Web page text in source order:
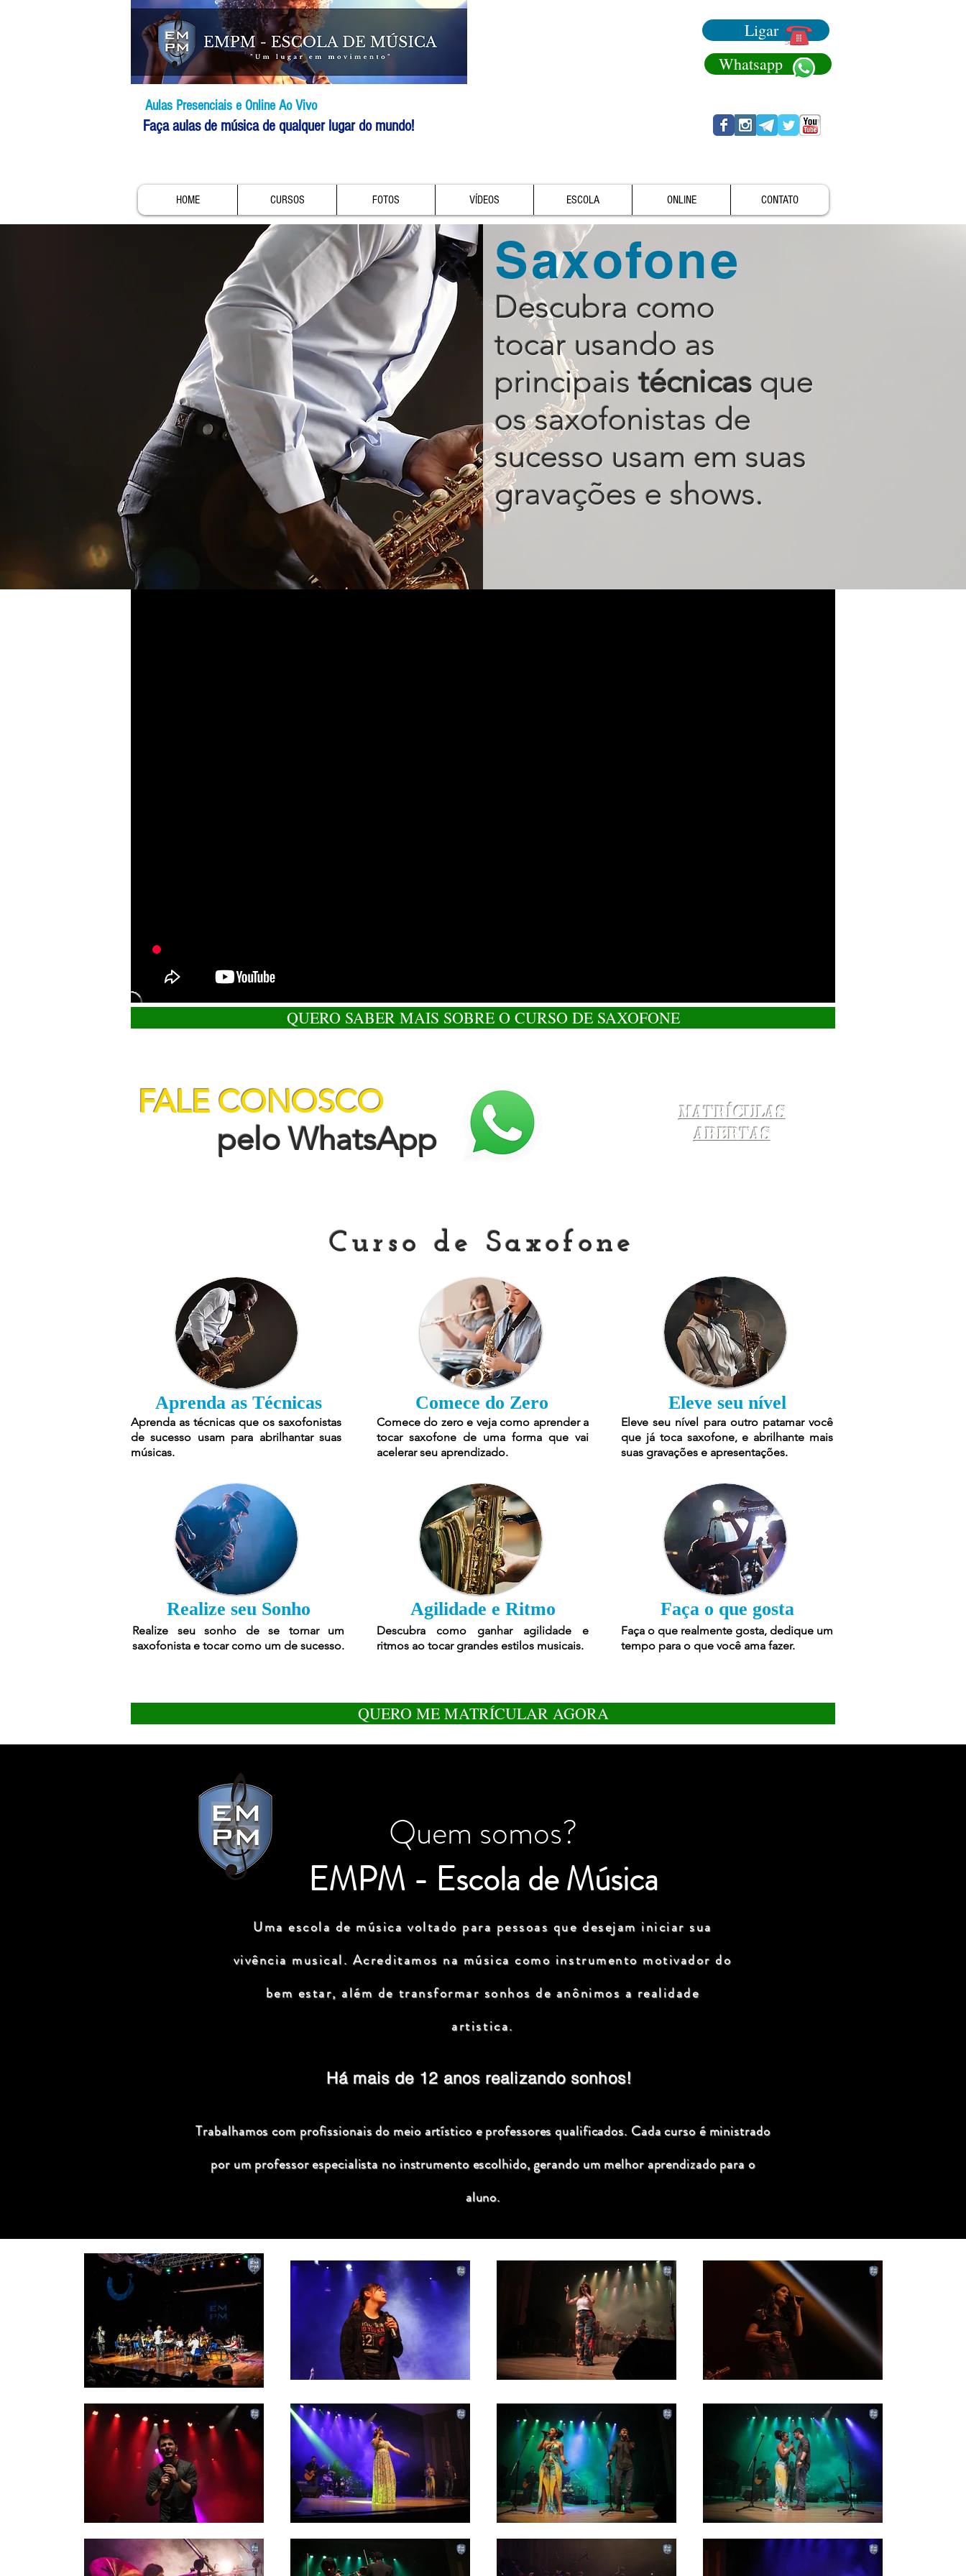
Ligar
Whatsapp
Aulas Presenciais e Online Ao Vivo
Faça aulas de música de qualquer lugar do mundo!
HOME CURSOS FOTOS VÍDEOS ESCOLA ONLINE CONTATO
Saxofone
Descubra como
tocar usando as
principaistécnicas que
os saxofonistas de
sucesso usam em suas
gravações e shows.
QUERO SABER MAIS SOBRE O CURSO DE SAXOFONE
FALE CONOSCO
pelo WhatsApp
Matrículas
Abertas
Curso de Saxofone
Aprenda as Técnicas
Aprenda as técnicas que os saxofonistas
de sucesso usam para abrilhantar suas
músicas.
Realize seu Sonho
Realize seu sonho de se tornar um
saxofonista e tocar como um de sucesso.
Comece do Zero
Comece do zero e veja como aprender a
tocar saxofone de uma forma que vai
acelerar seu aprendizado.
Agilidade e Ritmo
Descubra como ganhar agilidade e
ritmos ao tocar grandes estilos musicais.
Eleve seu nível
Eleve seu nível para outro patamar você
que já toca saxofone, e abrilhante mais
suas gravações e apresentações.
Faça o que gosta
Faça o que realmente gosta, dedique um
tempo para o que você ama fazer.
QUERO ME MATRÍCULAR AGORA
Quem somos?
EMPM - Escola de Música
Uma escola de música voltado para pessoas que desejam iniciar sua
vivência musical. Acreditamos na música como instrumento motivador do
bem estar, além de transformar sonhos de anônimos a realidade
artistica.
Há mais de 12 anos realizando sonhos!
Trabalhamos com profissionais do meio artístico e professores qualificados. Cada curso é ministrado
por um professor especialista no instrumento escolhido, gerando um melhor aprendizado para o
aluno.